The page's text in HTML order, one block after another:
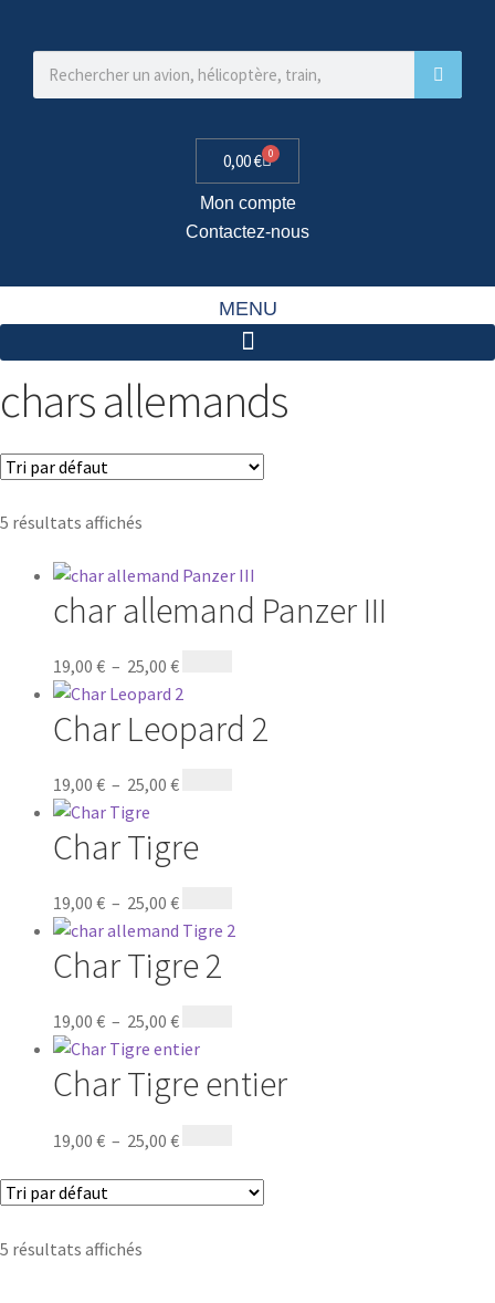
0,00€ 0
Mon compte
Contactez-nous
MENU
chars allemands
5 résultats affichés
char allemand Panzer III
19,00 € – 25,00 €
Char Leopard 2
19,00 € – 25,00 €
Char Tigre
19,00 € – 25,00 €
Char Tigre 2
19,00 € – 25,00 €
Char Tigre entier
19,00 € – 25,00 €
5 résultats affichés